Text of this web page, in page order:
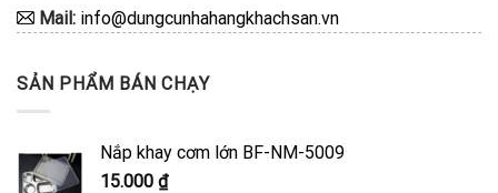
Mail: info@dungcunhahangkhachsan.vn
SẢN PHẨM BÁN CHẠY
Nắp khay cơm lớn BF-NM-5009
15.000 ₫